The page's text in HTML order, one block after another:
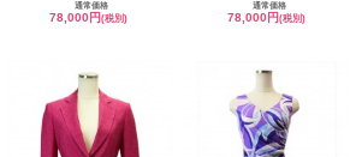
通常価格
78,000円(税別)
通常価格
78,000円(税別)